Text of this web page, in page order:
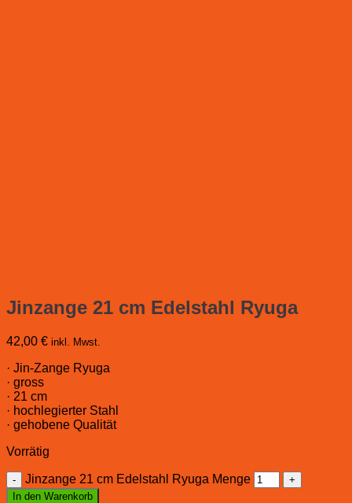
Jinzange 21 cm Edelstahl Ryuga
42,00 € inkl. Mwst.
· Jin-Zange Ryuga
· gross
· 21 cm
· hochlegierter Stahl
· gehobene Qualität
Vorrätig
Jinzange 21 cm Edelstahl Ryuga Menge
In den Warenkorb